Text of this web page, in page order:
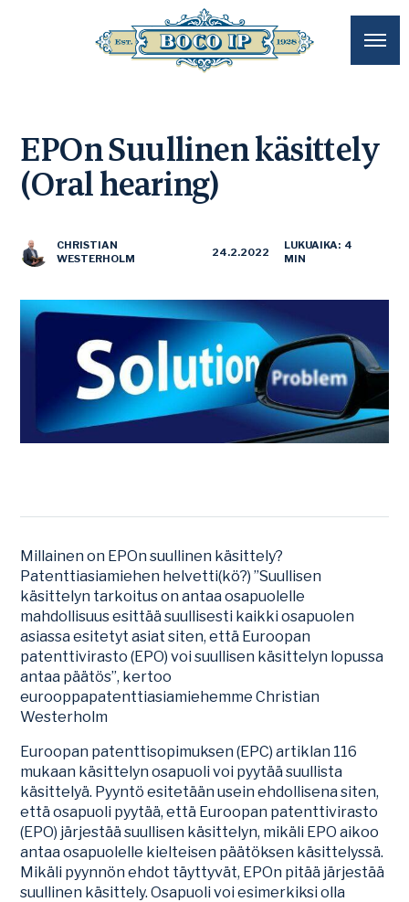
EPOn Suullinen käsittely
(Oral hearing)
CHRISTIAN
WESTERHOLM
24.2.2022
LUKUAIKA: 4
MIN
Millainen on EPOn suullinen käsittely?
Patenttiasiamiehen helvetti(kö?) ”Suullisen
käsittelyn tarkoitus on antaa osapuolelle
mahdollisuus esittää suullisesti kaikki osapuolen
asiassa esitetyt asiat siten, että Euroopan
patenttivirasto (EPO) voi suullisen käsittelyn lopussa
antaa päätös”, kertoo
eurooppapatenttiasiamiehemme Christian
Westerholm
Euroopan patenttisopimuksen (EPC) artiklan 116
mukaan käsittelyn osapuoli voi pyytää suullista
käsittelyä. Pyyntö esitetään usein ehdollisena siten,
että osapuoli pyytää, että Euroopan patenttivirasto
(EPO) järjestää suullisen käsittelyn, mikäli EPO aikoo
antaa osapuolelle kielteisen päätöksen käsittelyssä.
Mikäli pyynnön ehdot täyttyvät, EPOn pitää järjestää
suullinen käsittely. Osapuoli voi esimerkiksi olla